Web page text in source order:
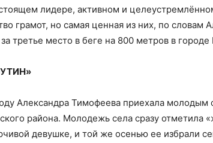
лидере, активном и
грамот, но самая ценная из них, по словам
третье место в беге на 800 метров в городе
Александра Тимофеева приехала
района. Молодежь села сразу отметила
девушке, и той же осенью ее избрали